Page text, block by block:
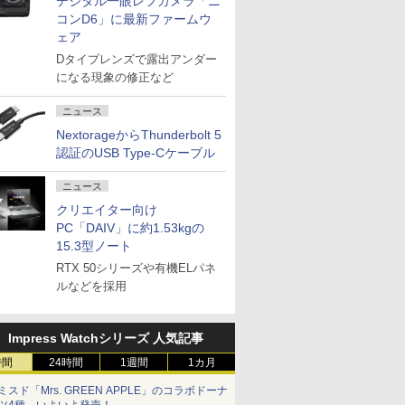
コンD6」に最新ファームウ
ェア
Dタイプレンズで露出アンダー
になる現象の修正など
ニュース
NextorageからThunderbolt 5
認証のUSB Type-Cケーブル
ニュース
クリエイター向け
PC「DAIV」に約1.53kgの
15.3型ノート
RTX 50シリーズや有機ELパネ
ルなどを採用
Impress Watchシリーズ 人気記事
24時間 1週間 1カ月
スド「Mrs. GREEN APPLE」のコラボドーナ